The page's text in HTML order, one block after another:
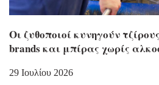
Οι ζυθοποιοί κυνηγούν
brands και μπίρας χωρίς
29 Ιουλίου 2026